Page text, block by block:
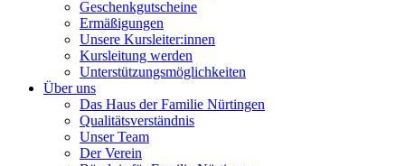
Geschenkgutscheine
Ermäßigungen
Unsere Kursleiter:innen
Kursleitung werden
Unterstützungsmöglichkeiten
Über uns
Das Haus der Familie Nürtingen
Qualitätsverständnis
Unser Team
Der Verein